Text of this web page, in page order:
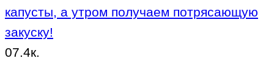
капусты, а утром получаем потрясающую
закуску!
07.4к.